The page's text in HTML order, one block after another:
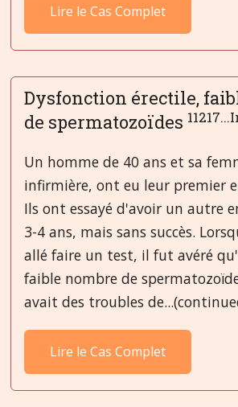
Lire le Cas Complet
Dysfonction érectile,
de spermatozoïdes
Un homme de 40 ans et sa
infirmière, ont eu leur premier
Ils ont essayé d'avoir un autre
3-4 ans, mais sans succès.
allé faire un test, il fut avéré
faible nombre de
avait des troubles
Lire le Cas Complet